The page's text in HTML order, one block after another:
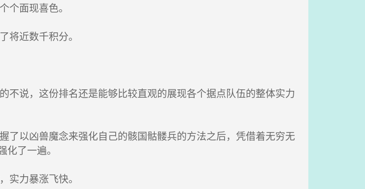
面现喜色。
近数千积分。
说，这份排名还是能够比较直观的展现各个据点队伍的整体实力
以凶兽魔念来强化自己的骸国骷髅兵的方法之后，凭借着无穷无
了一遍。
力暴涨飞快。